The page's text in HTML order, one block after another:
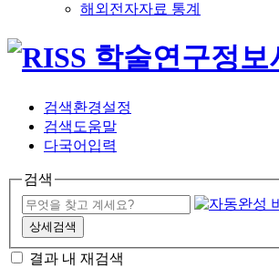
해외전자자료 통계
검색환경설정
검색도움말
다국어입력
검색
상세검색
결과 내 재검색